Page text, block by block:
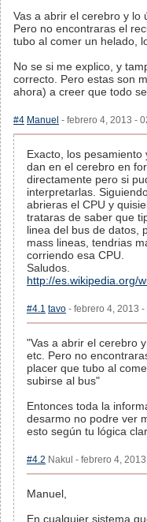
Vas a abrir el cerebro y lo
Pero no encontraras el
tubo al comer un helado,
No se si me explico, y
correcto. Pero estas son
ahora) a creer que todo
#4 Manuel - febrero 4, 2013 -
Exacto, los
dan en el cerebro en
directamente pero si
interpretarlas.
abrieras el CPU y
trataras de saber que
linea del bus de datos,
mass lineas, tendrias
corriendo esa CPU.
Saludos.
http://es.wikipedia.org/
#4.1 tavo - febrero 4, 2013
"Vas a abrir el cerebro
etc. Pero no
placer que tubo al
subirse al bus"
Entonces toda la
desarmo no podre ver
esto según tu lógica
#4.2 Nakul - febrero 4,
Manuel,
En cualquier sistema